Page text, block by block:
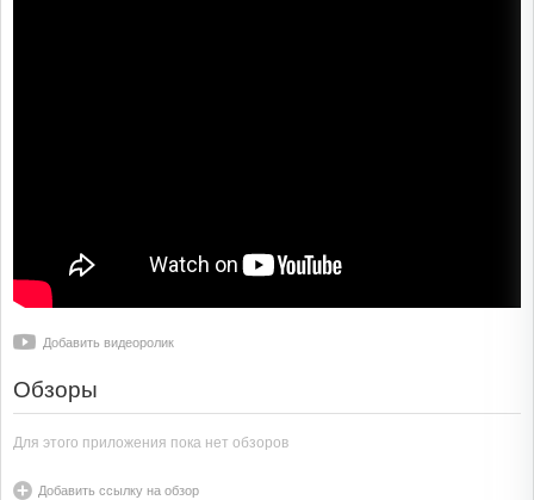
Добавить видеоролик
Обзоры
Для этого приложения пока нет обзоров
Добавить ссылку на обзор